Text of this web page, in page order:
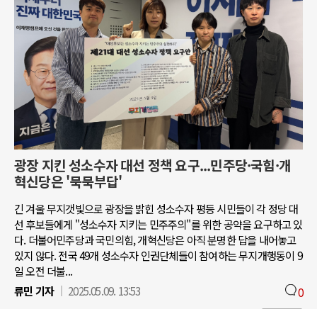
광장 지킨 성소수자 대선 정책 요구...민주당·국힘·개
혁신당은 '묵묵부답'
긴 겨울 무지갯빛으로 광장을 밝힌 성소수자 평등 시민들이 각 정당 대
선 후보들에게 "성소수자 지키는 민주주의"를 위한 공약을 요구하고 있
다. 더불어민주당과 국민의힘, 개혁신당은 아직 분명한 답을 내어놓고
있지 않다. 전국 49개 성소수자 인권단체들이 참여하는 무지개행동이 9
일 오전 더불...
류민 기자
2025.05.09. 13:53 0